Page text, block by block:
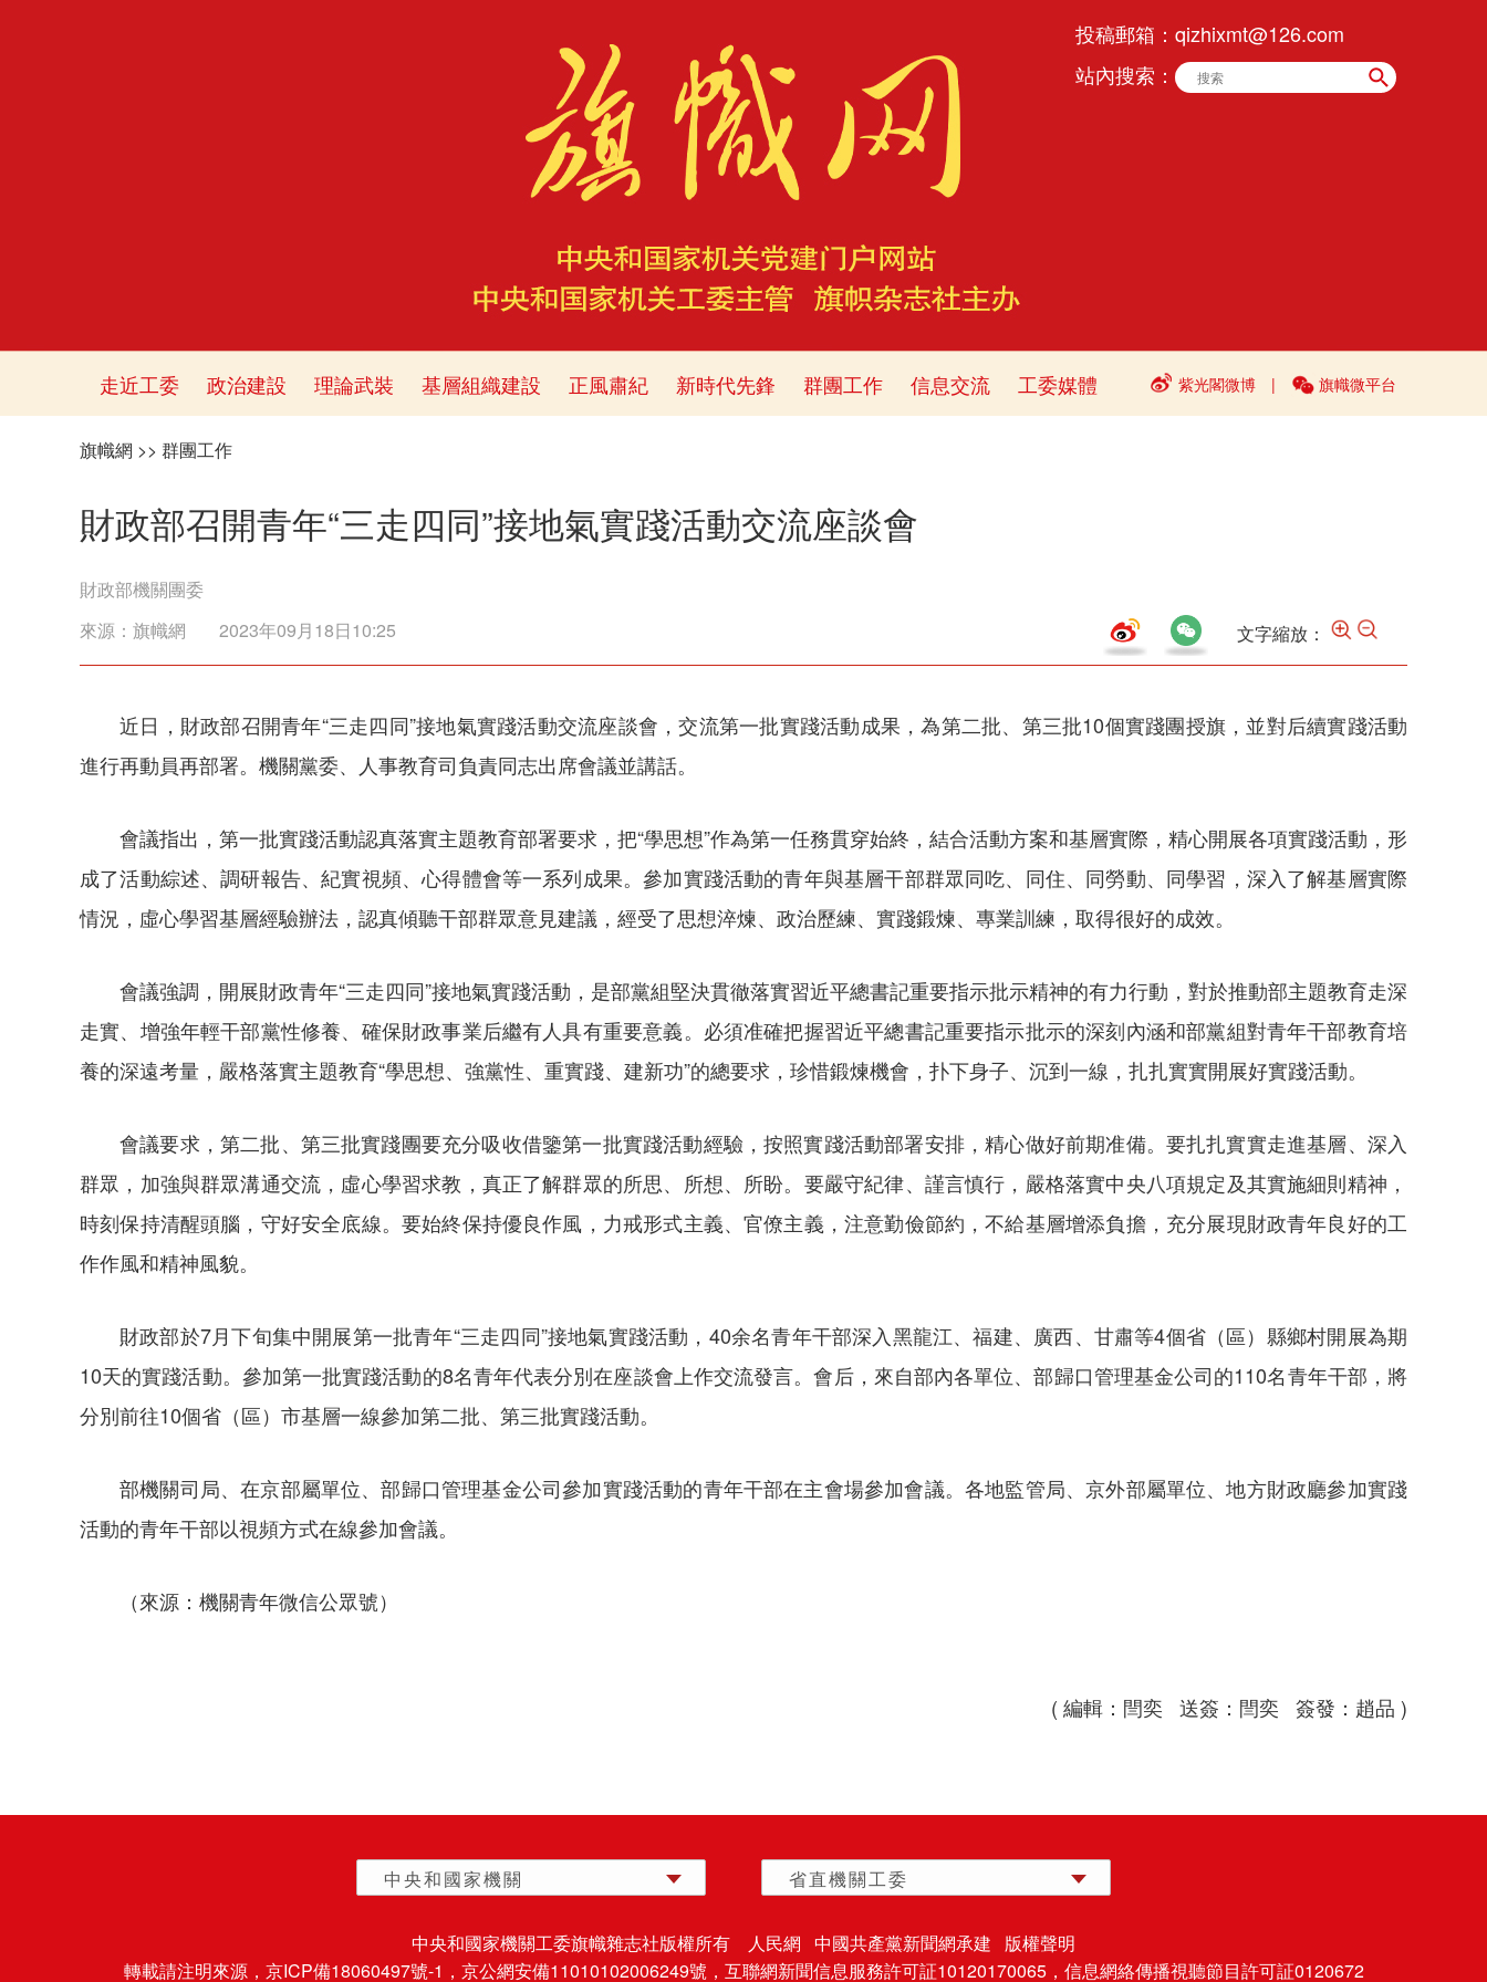
投稿郵箱： qizhixmt@126.com
站內搜索：
走近工委 政治建設 理論武裝 基層組織建設 正風肅紀 新時代先鋒 群團工作 信息交流 工委媒體 紫光閣微博 | 旗幟微平台
旗幟網 >> 群團工作
財政部召開青年“三走四同”接地氣實踐活動交流座談會
財政部機關團委
來源： 旗幟網 2023年09月18日10:25 文字縮放：
近日，財政部召開青年“三走四同”接地氣實踐活動交流座談會，交流第一批實踐活動成果，為第二批、第三批10個實踐團授旗，並對后續實踐活動
進行再動員再部署。機關黨委、人事教育司負責同志出席會議並講話。
會議指出，第一批實踐活動認真落實主題教育部署要求，把“學思想”作為第一任務貫穿始終，結合活動方案和基層實際，精心開展各項實踐活動，形
成了活動綜述、調研報告、紀實視頻、心得體會等一系列成果。參加實踐活動的青年與基層干部群眾同吃、同住、同勞動、同學習，深入了解基層實際
情況，虛心學習基層經驗辦法，認真傾聽干部群眾意見建議，經受了思想淬煉、政治歷練、實踐鍛煉、專業訓練，取得很好的成效。
會議強調，開展財政青年“三走四同”接地氣實踐活動，是部黨組堅決貫徹落實習近平總書記重要指示批示精神的有力行動，對於推動部主題教育走深
走實、增強年輕干部黨性修養、確保財政事業后繼有人具有重要意義。必須准確把握習近平總書記重要指示批示的深刻內涵和部黨組對青年干部教育培
養的深遠考量，嚴格落實主題教育“學思想、強黨性、重實踐、建新功”的總要求，珍惜鍛煉機會，扑下身子、沉到一線，扎扎實實開展好實踐活動。
會議要求，第二批、第三批實踐團要充分吸收借鑒第一批實踐活動經驗，按照實踐活動部署安排，精心做好前期准備。要扎扎實實走進基層、深入
群眾，加強與群眾溝通交流，虛心學習求教，真正了解群眾的所思、所想、所盼。要嚴守紀律、謹言慎行，嚴格落實中央八項規定及其實施細則精神，
時刻保持清醒頭腦，守好安全底線。要始終保持優良作風，力戒形式主義、官僚主義，注意勤儉節約，不給基層增添負擔，充分展現財政青年良好的工
作作風和精神風貌。
財政部於7月下旬集中開展第一批青年“三走四同”接地氣實踐活動，40余名青年干部深入黑龍江、福建、廣西、甘肅等4個省（區）縣鄉村開展為期
10天的實踐活動。參加第一批實踐活動的8名青年代表分別在座談會上作交流發言。會后，來自部內各單位、部歸口管理基金公司的110名青年干部，將
分別前往10個省（區）市基層一線參加第二批、第三批實踐活動。
部機關司局、在京部屬單位、部歸口管理基金公司參加實踐活動的青年干部在主會場參加會議。各地監管局、京外部屬單位、地方財政廳參加實踐
活動的青年干部以視頻方式在線參加會議。
（來源：機關青年微信公眾號）
( 編輯：閆奕 送簽：閆奕 簽發：趙品 )
中央和國家機關 省直機關工委
中央和國家機關工委旗幟雜志社版權所有 人民網 中國共產黨新聞網承建 版權聲明
轉載請注明來源， 京ICP備18060497號-1 ，京公網安備11010102006249號， 互聯網新聞信息服務許可証10120170065， 信息網絡傳播視聽節目許可証0120672